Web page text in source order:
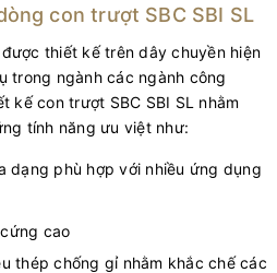
con trượt SBC SBI SL
thiết kế trên dây chuyền hiện
trong ngành các ngành công
kế con trượt SBC SBI SL nhằm
tính năng ưu việt như:
dạng phù hợp với nhiều ứng dụng
cao
thép chống gỉ nhằm khắc chế các